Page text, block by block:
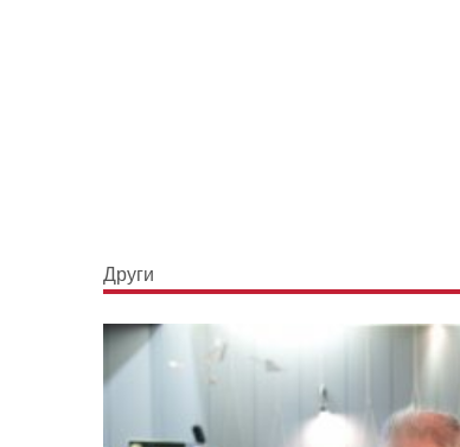
Други